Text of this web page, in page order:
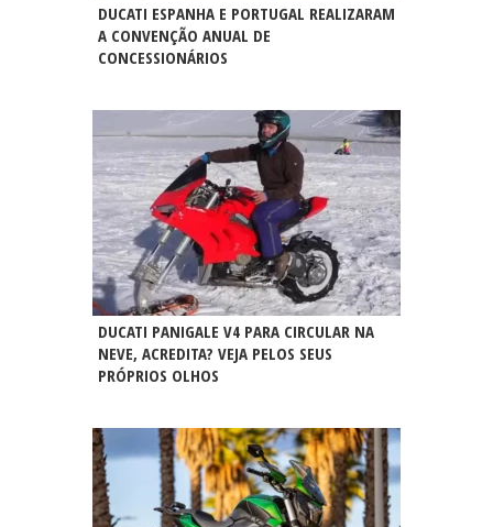
DUCATI ESPANHA E PORTUGAL REALIZARAM
A CONVENÇÃO ANUAL DE
CONCESSIONÁRIOS
DUCATI PANIGALE V4 PARA CIRCULAR NA
NEVE, ACREDITA? VEJA PELOS SEUS
PRÓPRIOS OLHOS